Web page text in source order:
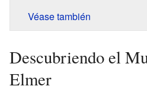
Véase también
Descubriendo el
Elmer